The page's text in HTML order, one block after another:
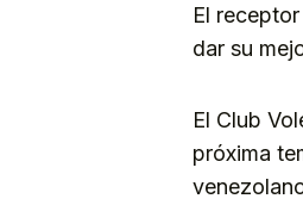
El
dar su
El Club
próxima